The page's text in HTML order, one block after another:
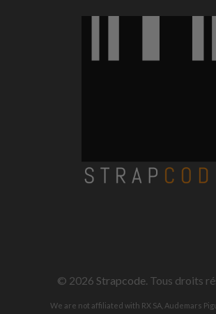
© 2026 Strapcode . Tous droits
We are not affiliated with RX SA, Audemars